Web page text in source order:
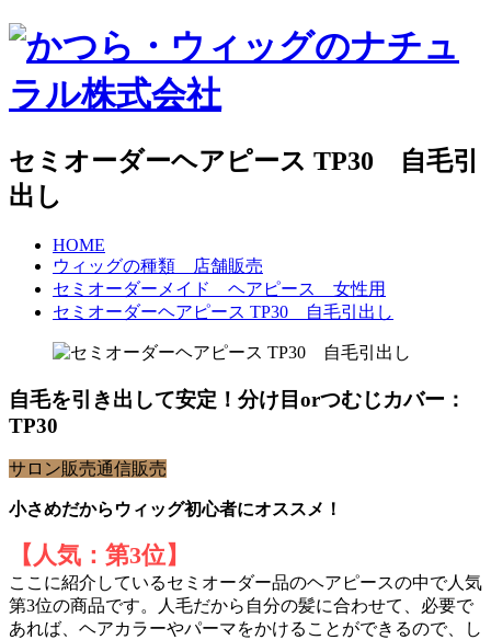
セミオーダーヘアピース TP30 自毛引
出し
HOME
ウィッグの種類 店舗販売
セミオーダーメイド ヘアピース 女性用
セミオーダーヘアピース TP30 自毛引出し
自毛を引き出して安定！分け目orつむじカバー：
TP30
サロン販売通信販売
小さめだからウィッグ初心者にオススメ！
【人気：第3位】
ここに紹介しているセミオーダー品のヘアピースの中で人気
第3位の商品です。人毛だから自分の髪に合わせて、必要で
あれば、ヘアカラーやパーマをかけることができるので、し